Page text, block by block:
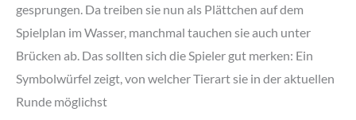
gesprungen. Da treiben sie nun als Plättchen auf dem
Spielplan im Wasser, manchmal tauchen sie auch unter
Brücken ab. Das sollten sich die Spieler gut merken: Ein
Symbolwürfel zeigt, von welcher Tierart sie in der aktuellen
Runde möglichst